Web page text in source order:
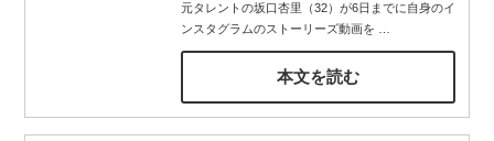
元タレントの坂口杏里（32）が6日までに自身のイ
ンスタグラムのストーリーズ動画を
本文を読む